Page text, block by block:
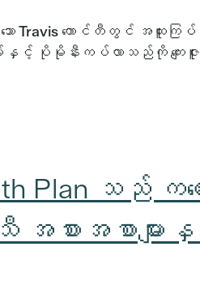
သော Travis ကောင်တီတွင် အထူး
င့် ပိုမိုနီးကပ်လာသည်ကို ကျေး
သည် ကလေး
စားအစာများ